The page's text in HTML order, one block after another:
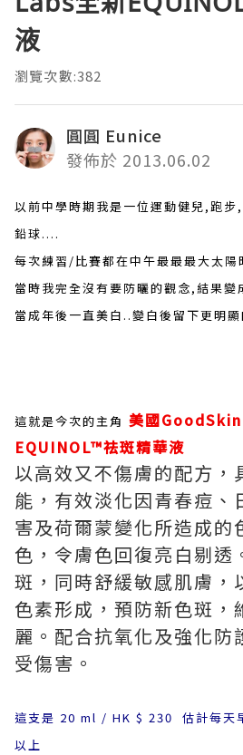
液
瀏覽次數:382
圓圓 Eunice
發佈於 2013.06.02
以前中學時期我是一位運動健兒,跑
鉛球....
每次練習/比賽都在中午最最最大太陽
當時我完全沒有要防曬的觀念,結果
當成年後一直美白..變白後留下更明顯
這就是今次的主角 美國
EQUINOL™祛斑精華液
以高效又不傷膚的配方，
能，有效淡化因青春痘、
害及荷爾蒙變化所造成的
色，令膚色回復亮白剔透
斑，同時舒緩敏感肌膚，
色素形成，預防新色斑，
麗。配合抗氧化及強化防
受傷害。
這支是 20 ml / HK $ 230 估計每天
以上